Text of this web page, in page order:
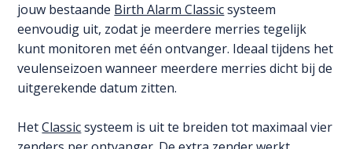
jouw bestaande Birth Alarm Classicsysteem
eenvoudig uit, zodat je meerdere merries tegelijk
kunt monitoren met één ontvanger. Ideaal tijdens het
veulenseizoen wanneer meerdere merries dicht bij de
uitgerekende datum zitten.
HetClassicsysteem is uit te breiden tot maximaal vier